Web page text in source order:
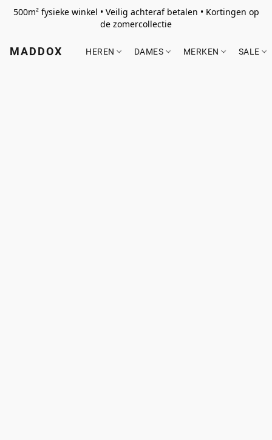
500m² fysieke winkel • Veilig achteraf betalen • Kortingen op
de zomercollectie
MADDOX HEREN DAMES MERKEN SALE